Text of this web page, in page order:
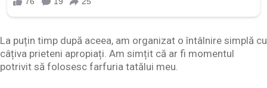
La puțin timp după aceea, am organizat o întâlnire simplă cu
câțiva prieteni apropiați. Am simțit că ar fi momentul
potrivit să folosesc farfuria tatălui meu.